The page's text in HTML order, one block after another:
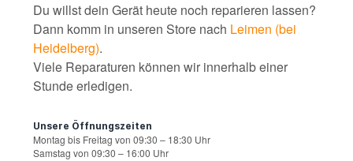
Du willst dein Gerät heute noch reparieren lassen?
Dann komm in unseren Store nach Leimen (bei
Heidelberg).
Viele Reparaturen können wir innerhalb einer
Stunde erledigen.
Unsere Öffnungszeiten
Montag bis Freitag von 09:30 – 18:30 Uhr
Samstag von 09:30 – 16:00 Uhr